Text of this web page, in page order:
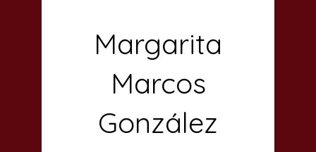
Margarita
Marcos
González